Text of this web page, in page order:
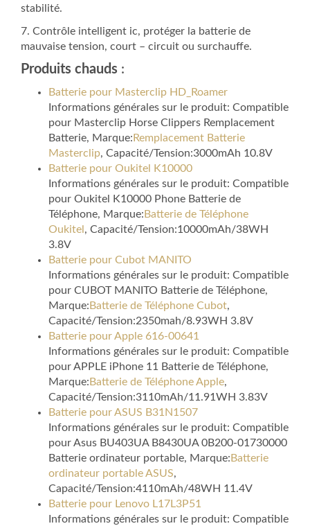
stabilité.
7. Contrôle intelligent ic, protéger la batterie de
mauvaise tension, court – circuit ou surchauffe.
Produits chauds :
Batterie pour Masterclip HD_Roamer
Informations générales sur le produit: Compatible
pour Masterclip Horse Clippers Remplacement
Batterie, Marque: Remplacement Batterie
Masterclip, Capacité/Tension:3000mAh 10.8V
Batterie pour Oukitel K10000
Informations générales sur le produit: Compatible
pour Oukitel K10000 Phone Batterie de
Téléphone, Marque: Batterie de Téléphone
Oukitel , Capacité/Tension:10000mAh/38WH
3.8V
Batterie pour Cubot MANITO
Informations générales sur le produit: Compatible
pour CUBOT MANITO Batterie de Téléphone,
Marque: Batterie de Téléphone Cubot,
Capacité/Tension:2350mah/8.93WH 3.8V
Batterie pour Apple 616-00641
Informations générales sur le produit: Compatible
pour APPLE iPhone 11 Batterie de Téléphone,
Marque: Batterie de Téléphone Apple,
Capacité/Tension:3110mAh/11.91WH 3.83V
Batterie pour ASUS B31N1507
Informations générales sur le produit: Compatible
pour Asus BU403UA B8430UA 0B200-01730000
Batterie ordinateur portable, Marque: Batterie
ordinateur portable ASUS,
Capacité/Tension:4110mAh/48WH 11.4V
Batterie pour Lenovo L17L3P51
Informations générales sur le produit: Compatible